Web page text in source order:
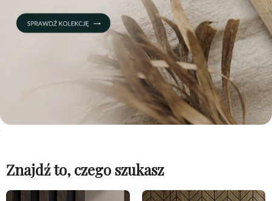
Znajdź to, czego szukasz